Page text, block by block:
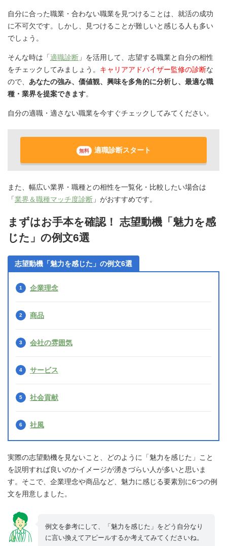
自分に合った職業・合わない職業を見つけることは、就活の成功
に不可欠です。しかし、見つけることが難しいと感じる人も多い
でしょう。
そんな時は「適職診断 」を活用して、志望する職業と自分の相性
をチェックしてみましょう。 キャリアアドバイザー監修の診断な
ので、 あなたの強み、価値観、興味を多角的に分析し、最適な職
種・業界を提案できます。
自分の適職・適さない職業を今すぐチェックしてみてください。
無料 適職診断スタート
また、幅広い業界・職種との相性を一覧化・比較したい場合は
「業界＆職種マッチ度診断 」がおすすめです。
まずはお手本を確認！ 志望動機「魅力を感
じた」の例文6選
志望動機「魅力を感じた」の例文6選
企業理念
商品
会社の雰囲気
サービス
社会貢献
社風
実際の志望動機を見ないこと、どのように「魅力を感じた」こと
を説明すれば良いのかイメージが湧きづらい人が多いと思いま
す。そこで、企業理念や商品など、魅力に感じる要素別に6つの例
文を用意しました。
例文を参考にして、「魅力を感じた」をどう自分なり
に言い換えてアピールするか考えてみてくださいね。